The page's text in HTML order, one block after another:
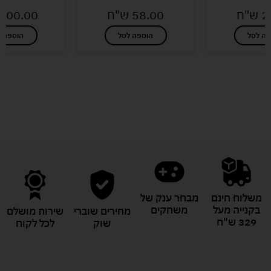
ש"ח
לסל
58.00 ש"ח
הוספה לסל הוספה
משלוח חינם
בקנייה מעל
329 ש"ח
מבחר ענק של
משחקים
מחירים שוברי
שוק
שירות מושלם
לכל לקוח